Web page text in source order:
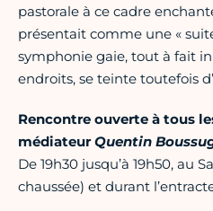
pastorale à ce cadre
présentait comme une «
symphonie gaie, tout à fait
endroits, se teinte toutefois
Rencontre ouverte à tous
médiateurQuentin
De 19h30 jusqu’à 19h50, au
chaussée) et durant